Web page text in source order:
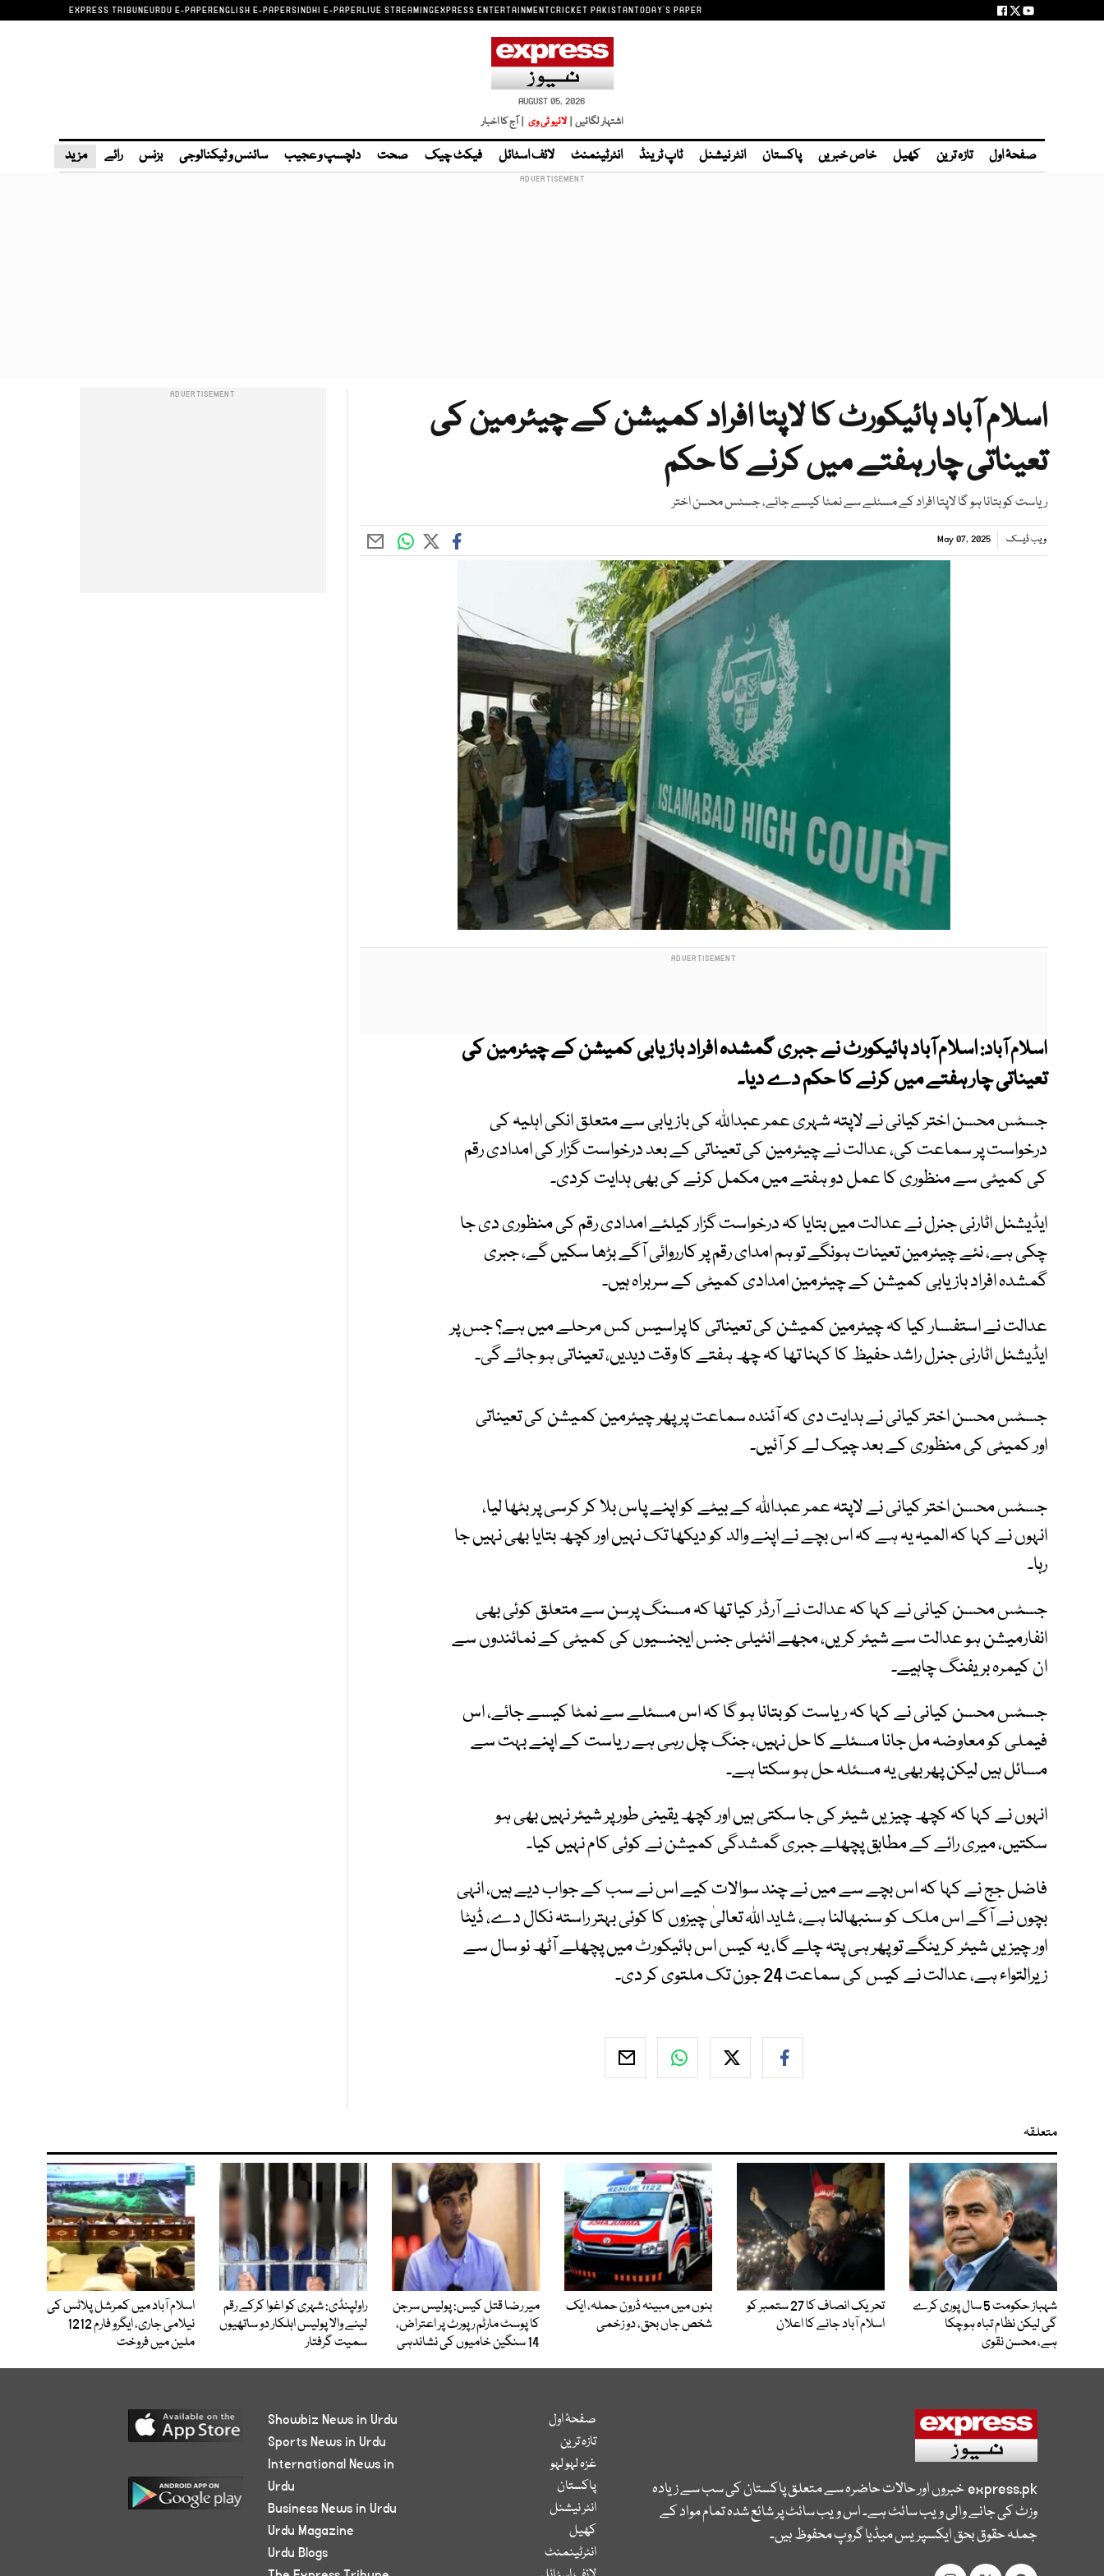
EXPRESS TRIBUNEURDU E-PAPERENGLISH E-PAPERSINDHI E-PAPERLIVE STREAMINGEXPRESS ENTERTAINMENTCRICKET PAKISTANTODAY'S PAPER
AUGUST 05, 2026
اشتہار لگائیں | لائیو ٹی وی | آج کا اخبار
صفحۂ اول تازہ ترین کھیل خاص خبریں پاکستان انٹر نیشنل ٹاپ ٹرینڈ انٹرٹینمنٹ لائف اسٹائل فیکٹ چیک صحت دلچسپ و عجیب سائنس و ٹیکنالوجی بزنس رائے مزید
اسلام آباد ہائیکورٹ کا لاپتا افراد کمیشن کے چیئرمین کی
تعیناتی چار ہفتے میں کرنے کا حکم
ریاست کو بتانا ہو گا لاپتا افراد کے مسئلے سے نمٹا کیسے جائے، جسٹس محسن اختر
ویب ڈیسک May 07, 2025
اسلام آباد:اسلام آباد ہائیکورٹ نے جبری گمشدہ افراد بازیابی کمیشن کے چیئرمین کی
تعیناتی چار ہفتے میں کرنے کا حکم دے دیا۔
جسٹس محسن اختر کیانی نے لاپتہ شہری عمر عبداللہ کی بازیابی سے متعلق انکی اہلیہ کی
درخواست پر سماعت کی، عدالت نے چیئرمین کی تعیناتی کے بعد درخواست گزار کی امدادی رقم
کی کمیٹی سے منظوری کا عمل دو ہفتے میں مکمل کرنے کی بھی ہدایت کردی۔
ایڈیشنل اٹارنی جنرل نے عدالت میں بتایا کہ درخواست گزار کیلئے امدادی رقم کی منظوری دی جا
چکی ہے، نئے چیئرمین تعینات ہونگے تو ہم امدای رقم پر کارروائی آگے بڑھا سکیں گے، جبری
گمشدہ افراد بازیابی کمیشن کے چیئرمین امدادی کمیٹی کے سربراہ ہیں۔
عدالت نے استفسار کیا کہ چیئرمین کمیشن کی تعیناتی کا پراسیس کس مرحلے میں ہے؟ جس پر
ایڈیشنل اٹارنی جنرل راشد حفیظ کا کہنا تھا کہ چھ ہفتے کا وقت دیدیں، تعیناتی ہو جائے گی۔
جسٹس محسن اختر کیانی نے ہدایت دی کہ آئندہ سماعت پر پھر چیئرمین کمیشن کی تعیناتی
اور کمیٹی کی منظوری کے بعد چیک لے کر آئیں۔
جسٹس محسن اختر کیانی نے لاپتہ عمر عبداللہ کے بیٹے کو اپنے پاس بلا کر کرسی پر بٹھا لیا،
انہوں نے کہا کہ المیہ یہ ہے کہ اس بچے نے اپنے والد کو دیکھا تک نہیں اور کچھ بتایا بھی نہیں جا
رہا۔
جسٹس محسن کیانی نے کہا کہ عدالت نے آرڈر کیا تھا کہ مسنگ پرسن سے متعلق کوئی بھی
انفارمیشن ہو عدالت سے شیئر کریں، مجھے انٹیلی جنس ایجنسیوں کی کمیٹی کے نمائندوں سے
ان کیمرہ بریفنگ چاہیے۔
جسٹس محسن کیانی نے کہا کہ ریاست کو بتانا ہو گا کہ اس مسئلے سے نمٹا کیسے جائے، اس
فیملی کو معاوضہ مل جانا مسئلے کا حل نہیں، جنگ چل رہی ہے ریاست کے اپنے بہت سے
مسائل ہیں لیکن پھر بھی یہ مسئلہ حل ہو سکتا ہے۔
انہوں نے کہا کہ کچھ چیزیں شیئر کی جا سکتی ہیں اور کچھ یقینی طور پر شیئر نہیں بھی ہو
سکتیں، میری رائے کے مطابق پچھلے جبری گمشدگی کمیشن نے کوئی کام نہیں کیا۔
فاضل جج نے کہا کہ اس بچے سے میں نے چند سوالات کیے اس نے سب کے جواب دیے ہیں، انہی
بچوں نے آگے اس ملک کو سنبھالنا ہے، شاید اللہ تعالیٰ چیزوں کا کوئی بہتر راستہ نکال دے، ڈیٹا
اور چیزیں شیئر کرینگے تو پھر ہی پتہ چلے گا، یہ کیس اس ہائیکورٹ میں پچھلے آٹھ نو سال سے
زیرالتواء ہے، عدالت نے کیس کی سماعت 24 جون تک ملتوی کر دی۔
متعلقہ
شہباز حکومت 5 سال پوری کرے
گی لیکن نظام تباہ ہوچکا
ہے، محسن نقوی
تحریک انصاف کا 27 ستمبر کو
اسلام آباد جانے کا اعلان
بنوں میں مبینہ ڈرون حملہ، ایک
شخص جاں بحق، دو زخمی
میر رضا قتل کیس: پولیس سرجن
کا پوسٹ مارٹم رپورٹ پر اعتراض،
14 سنگین خامیوں کی نشاندہی
راولپنڈی: شہری کو اغوا کرکے رقم
لینے والا پولیس اہلکار دو ساتھیوں
سمیت گرفتار
اسلام آباد میں کمرشل پلاٹس کی
نیلامی جاری، ایگرو فارم 1212
ملین میں فروخت
express.pkخبروں اور حالات حاضرہ سے متعلق پاکستان کی سب سے زیادہ
وزٹ کی جانے والی ویب سائٹ ہے۔ اس ویب سائٹ پر شائع شدہ تمام مواد کے
جملہ حقوق بحق ایکسپریس میڈیا گروپ محفوظ ہیں۔
صفحۂ اول
تازہ ترین
غزہ لہو لہو
پاکستان
انٹر نیشنل
کھیل
انٹرٹینمنٹ
Showbiz News in Urdu
Sports News in Urdu
International News in
Urdu
Business News in Urdu
Urdu Magazine
Urdu Blogs